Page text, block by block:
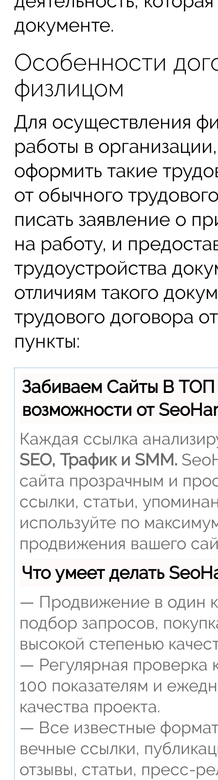
документе.
Особенности
физлицом
Для осуществления
работы в
оформить такие
от обычного
писать заявление о
на работу, и
трудоустройства
отличиям такого
трудового договора
пункты:
Забиваем Сайты В
возможности от
Каждая ссылка
SEO, Трафик и SMM.
сайта прозрачным и
ссылки, статьи,
используйте по
продвижения вашего
Что умеет делать
— Продвижение в один
подбор запросов,
высокой степенью
— Регулярная проверка
100 показателям и
качества проекта.
— Все известные
вечные ссылки,
отзывы, статьи, пресс-